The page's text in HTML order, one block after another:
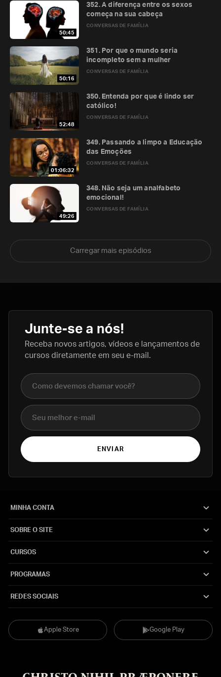
50:45
CONVERSAS DE FAMÍLIA
352. A diferença entre os sexos
começa na sua cabeça
50:16
CONVERSAS DE FAMÍLIA
351. Por que o mundo seria
incompleto sem a mulher
52:48
CONVERSAS DE FAMÍLIA
350. Entenda por que é lindo ser
católico!
01:06:32
CONVERSAS DE FAMÍLIA
349. Passando a limpo a Educação
das Emoções
49:26
CONVERSAS DE FAMÍLIA
348. Não seja um analfabeto
emocional!
Carregar mais episódios
Junte-se a nós!
Receba novos artigos, vídeos e lançamentos de
cursos diretamente em seu e-mail.
Nome completo
E-mail
ENVIAR
Apple Store Google Play
MINHA CONTA
SOBRE O SITE
CURSOS
PROGRAMAS
REDES SOCIAIS